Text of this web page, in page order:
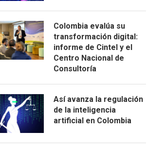
Colombia evalúa su
transformación digital:
informe de Cintel y el
Centro Nacional de
Consultoría
Así avanza la regulación
de la inteligencia
artificial en Colombia